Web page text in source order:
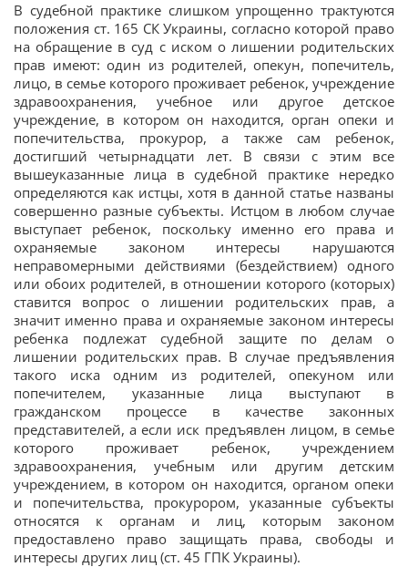
В судебной практике слишком упрощенно трактуются
положения ст. 165 СК Украины, согласно которой право
на обращение в суд с иском о лишении родительских
прав имеют: один из родителей, опекун, попечитель,
лицо, в семье которого проживает ребенок, учреждение
здравоохранения, учебное или другое детское
учреждение, в котором он находится, орган опеки и
попечительства, прокурор, а также сам ребенок,
достигший четырнадцати лет. В связи с этим все
вышеуказанные лица в судебной практике нередко
определяются как истцы, хотя в данной статье названы
совершенно разные субъекты. Истцом в любом случае
выступает ребенок, поскольку именно его права и
охраняемые законом интересы нарушаются
неправомерными действиями (бездействием) одного
или обоих родителей, в отношении которого (которых)
ставится вопрос о лишении родительских прав, а
значит именно права и охраняемые законом интересы
ребенка подлежат судебной защите по делам о
лишении родительских прав. В случае предъявления
такого иска одним из родителей, опекуном или
попечителем, указанные лица выступают в
гражданском процессе в качестве законных
представителей, а если иск предъявлен лицом, в семье
которого проживает ребенок, учреждением
здравоохранения, учебным или другим детским
учреждением, в котором он находится, органом опеки
и попечительства, прокурором, указанные субъекты
относятся к органам и лиц, которым законом
предоставлено право защищать права, свободы и
интересы других лиц (ст. 45 ГПК Украины).